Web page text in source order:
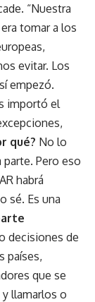
“Nuestra
era tomar a los
evitar. Los
empezó.
importó el
qué? No lo
Pero eso
habrá
sé. Es una
decisiones de
países,
que se
llamarlos o